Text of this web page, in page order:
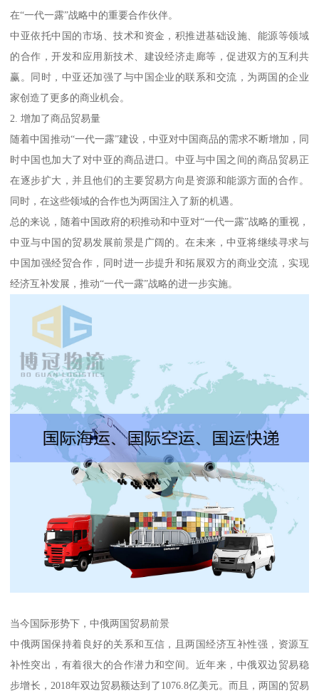
在“一代一露”战略中的重要合作伙伴。
中亚依托中国的市场、技术和资金，积推进基础设施、能源等领域
的合作，开发和应用新技术、建设经济走廊等，促进双方的互利共
赢。同时，中亚还加强了与中国企业的联系和交流，为两国的企业
家创造了更多的商业机会。
2. 增加了商品贸易量
随着中国推动“一代一露”建设，中亚对中国商品的需求不断增加，同
时中国也加大了对中亚的商品进口。中亚与中国之间的商品贸易正
在逐步扩大，并且他们的主要贸易方向是资源和能源方面的合作。
同时，在这些领域的合作也为两国注入了新的机遇。
总的来说，随着中国政府的积推动和中亚对“一代一露”战略的重视，
中亚与中国的贸易发展前景是广阔的。在未来，中亚将继续寻求与
中国加强经贸合作，同时进一步提升和拓展双方的商业交流，实现
经济互补发展，推动“一代一露”战略的进一步实施。
当今国际形势下，中俄两国贸易前景
中俄两国保持着良好的关系和互信，且两国经济互补性强，资源互
补性突出，有着很大的合作潜力和空间。近年来，中俄双边贸易稳
步增长，2018年双边贸易额达到了1076.8亿美元。而且，两国的贸易